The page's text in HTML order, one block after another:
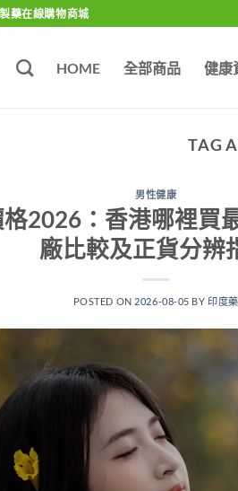
藥在線購物商城
HOME 全部商品 健康
TAG
男性健康
2026：香港哪裡買
廠比較及正貨分辨
POSTED ON 2026-08-05 BY印度藥